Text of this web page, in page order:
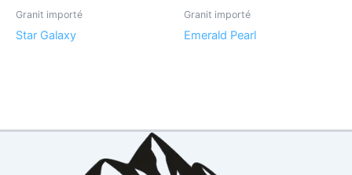
Granit importé
Star Galaxy
Granit importé
Emerald Pearl